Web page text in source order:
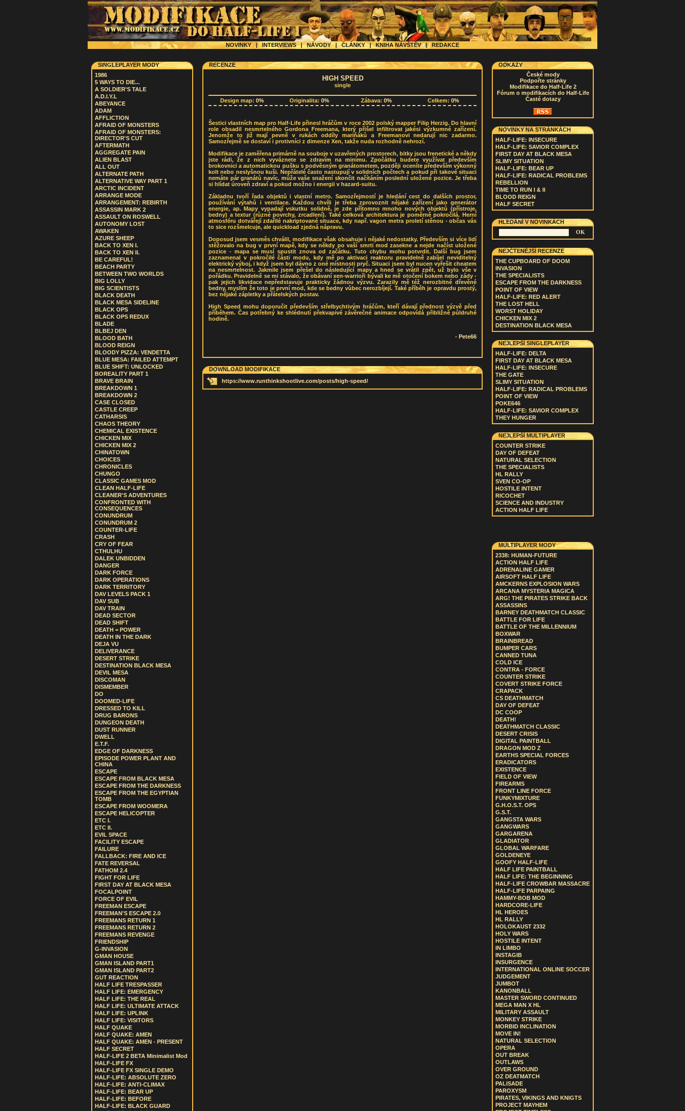
NOVINKY | INTERVIEWS|NÁVODY|ČLÁNKY|KNIHA NÁVŠTĚV|REDAKCE
SINGLEPLAYER MODY
1986
5 WAYS TO DIE...
A SOLDIER'S TALE
A.D.I.Y.L
ABEYANCE
ADAM
AFFLICTION
AFRAID OF MONSTERS
AFRAID OF MONSTERS:
DIRECTOR'S CUT
AFTERMATH
AGGREGATE PAIN
ALIEN BLAST
ALL OUT
ALTERNATE PATH
ALTERNATIVE WAY PART 1
ARCTIC INCIDENT
ARRANGE MODE
ARRANGEMENT: REBIRTH
ASSASSIN MARK 2
ASSAULT ON ROSWELL
AUTONOMY LOST
AWAKEN
AZURE SHEEP
BACK TO XEN I.
BACK TO XEN II.
BE CAREFUL!
BEACH PARTY
BETWEEN TWO WORLDS
BIG LOLLY
BIG SCIENTISTS
BLACK DEATH
BLACK MESA SIDELINE
BLACK OPS
BLACK OPS REDUX
BLADE
BLBEJ DEN
BLOOD BATH
BLOOD REIGN
BLOODY PIZZA: VENDETTA
BLUE MESA: FAILED ATTEMPT
BLUE SHIFT: UNLOCKED
BOREALITY PART 1
BRAVE BRAIN
BREAKDOWN 1
BREAKDOWN 2
CASE CLOSED
CASTLE CREEP
CATHARSIS
CHAOS THEORY
CHEMICAL EXISTENCE
CHICKEN MIX
CHICKEN MIX 2
CHINATOWN
CHOICES
CHRONICLES
CHUNGO
CLASSIC GAMES MOD
CLEAN HALF-LIFE
CLEANER'S ADVENTURES
CONFRONTED WITH
CONSEQUENCES
CONUNDRUM
CONUNDRUM 2
COUNTER-LIFE
CRASH
CRY OF FEAR
CTHULHU
DALEK UNBIDDEN
DANGER
DARK FORCE
DARK OPERATIONS
DARK TERRITORY
DAV LEVELS PACK 1
DAV SUB
DAV TRAIN
DEAD SECTOR
DEAD SHIFT
DEATH = POWER
DEATH IN THE DARK
DEJA VU
DELIVERANCE
DESERT STRIKE
DESTINATION BLACK MESA
DEVIL MESA
DISCOMAN
DISMEMBER
DO
DOOMED-LIFE
DRESSED TO KILL
DRUG BARONS
DUNGEON DEATH
DUST RUNNER
DWELL
E.T.F.
EDGE OF DARKNESS
EPISODE POWER PLANT AND
CHINA
ESCAPE
ESCAPE FROM BLACK MESA
ESCAPE FROM THE DARKNESS
ESCAPE FROM THE EGYPTIAN
TOMB
ESCAPE FROM WOOMERA
ESCAPE HELICOPTER
ETC I.
ETC II.
EVIL SPACE
FACILITY ESCAPE
FAILURE
FALLBACK: FIRE AND ICE
FATE REVERSAL
FATHOM 2.4
FIGHT FOR LIFE
FIRST DAY AT BLACK MESA
FOCALPOINT
FORCE OF EVIL
FREEMAN ESCAPE
FREEMAN'S ESCAPE 2.0
FREEMANS RETURN 1
FREEMANS RETURN 2
FREEMANS REVENGE
FRIENDSHIP
G-INVASION
GMAN HOUSE
GMAN ISLAND PART1
GMAN ISLAND PART2
GUT REACTION
HALF LIFE TRESPASSER
HALF LIFE: EMERGENCY
HALF LIFE: THE REAL
HALF LIFE: ULTIMATE ATTACK
HALF LIFE: UPLINK
HALF LIFE: VISITORS
HALF QUAKE
HALF QUAKE: AMEN
HALF QUAKE: AMEN - PRESENT
HALF SECRET
HALF-LIFE 2 BETA Minimalist Mod
HALF-LIFE FX
HALF-LIFE FX SINGLE DEMO
HALF-LIFE: ABSOLUTE ZERO
HALF-LIFE: ANTI-CLIMAX
HALF-LIFE: BEAR UP
HALF-LIFE: BEFORE
HALF-LIFE: BLACK GUARD
RECENZE
HIGH SPEED
single
Design map: 0% Originalita: 0% Zábava: 0% Celkem: 0%
Šestici vlastních map pro Half-Life přinesl hráčům v roce 2002 polský mapper Filip Herzig. Do hlavní
role obsadil nesmrtelného Gordona Freemana, který přišel infiltrovat jakési výzkumné zařízení.
Jenomže to již mají pevně v rukách oddíly mariňáků a Freemanovi nedarují nic zadarmo.
Samozřejmě se dostaví i protivníci z dimenze Xen, takže nuda rozhodně nehrozí.
Modifikace je zaměřena primárně na souboje v uzavřených prostorech, bitky jsou frenetické a někdy
jste rádi, že z nich vyváznete se zdravím na minimu. Zpočátku budete využívat především
brokovnici a automatickou pušku s podvěsným granátometem, později oceníte především výkonný
kolt nebo neslyšnou kuši. Nepřátelé často nastupují v solidních počtech a pokud při takové situaci
nemáte pár granátů navíc, může vaše snažení skončit načítáním poslední uložené pozice. Je třeba
si hlídat úroveň zdraví a pokud možno i energii v hazard-suitu.
Základnu tvoří řada objektů i vlastní metro. Samozřejmostí je hledání cest do dalších prostor,
používání výtahů i ventilace. Každou chvíli je třeba zprovoznit nějaké zařízení jako generátor
energie, ap. Mapy vypadají vskutku solidně, je zde přítomno mnoho nových objektů (přístroje,
bedny) a textur (různé povrchy, zrcadlení). Také celková architektura je poměrně pokročilá. Herní
atmosféru dotvářejí zdařilé nakriptované situace, kdy např. vagon metra proletí stěnou - občas vás
to sice rozšmelcuje, ale quickload zjedná nápravu.
Doposud jsem vesměs chválil, modifikace však obsahuje i nějaké nedostatky. Především si více lidí
stěžovalo na bug v první mapě, kdy se někdy po vaší smrti mod zasekne a nejde načíst uložené
pozice - mapa se musí spustit znova od začátku. Tuto chybu mohu potvrdit. Další bug jsem
zaznamenal v pokročilé části modu, kdy mě po aktivaci reaktoru pravidelně zabíjel neviditelný
elektrický výboj, i když jsem byl dávno z oné místnosti pryč. Situaci jsem byl nucen vyřešit cheatem
na nesmrtelnost. Jakmile jsem přešel do následující mapy a hned se vrátil zpět, už bylo vše v
pořádku. Pravidelně se mi stávalo, že obávaní xen-warrioři bývali ke mě otočení bokem nebo zády -
pak jejich likvidace nepředstavuje prakticky žádnou výzvu. Zarazily mě též nerozbitné dřevěné
bedny, myslím že toto je první mod, kde se bedny vůbec nerozbíjejí. Také příběh je opravdu prostý,
bez nějaké zápletky a přátelských postav.
High Speed mohu doporučit především střelbychtivým hráčům, kteří dávají přednost výzvě před
příběhem. Čas potřebný ke shlédnutí překvapivé závěrečné animace odpovídá přibližně půldruhé
hodině.
- Pete66
DOWNLOAD MODIFIKACE
https://www.runthinkshootlive.com/posts/high-speed/
ODKAZY
České mody
Podpořte stránky
Modifikace do Half-Life 2
Fórum o modifikacích do Half-Life
Časté dotazy
NOVINKY NA STRÁNKÁCH
HALF-LIFE: INSECURE
HALF-LIFE: SAVIOR COMPLEX
FIRST DAY AT BLACK MESA
SLIMY SITUATION
HALF-LIFE: BEAR UP
HALF-LIFE: RADICAL PROBLEMS
REBELLION
TIME TO RUN I & II
BLOOD REIGN
HALF SECRET
HLEDÁNÍ V NOVINKÁCH
NEJČTENĚJŠÍ RECENZE
THE CUPBOARD OF DOOM
INVASION
THE SPECIALISTS
ESCAPE FROM THE DARKNESS
POINT OF VIEW
HALF-LIFE: RED ALERT
THE LOST HELL
WORST HOLIDAY
CHICKEN MIX 2
DESTINATION BLACK MESA
NEJLEPŠÍ SINGLEPLAYER
HALF-LIFE: DELTA
FIRST DAY AT BLACK MESA
HALF-LIFE: INSECURE
THE GATE
SLIMY SITUATION
HALF-LIFE: RADICAL PROBLEMS
POINT OF VIEW
POKE646
HALF-LIFE: SAVIOR COMPLEX
THEY HUNGER
NEJLEPŠÍ MULTIPLAYER
COUNTER STRIKE
DAY OF DEFEAT
NATURAL SELECTION
THE SPECIALISTS
HL RALLY
SVEN CO-OP
HOSTILE INTENT
RICOCHET
SCIENCE AND INDUSTRY
ACTION HALF LIFE
MULTIPLAYER MODY
2338: HUMAN-FUTURE
ACTION HALF LIFE
ADRENALINE GAMER
AIRSOFT HALF LIFE
AMCKERNS EXPLOSION WARS
ARCANA MYSTERIA MAGICA
ARG! THE PIRATES STRIKE BACK
ASSASSINS
BARNEY DEATHMATCH CLASSIC
BATTLE FOR LIFE
BATTLE OF THE MILLENNIUM
BOXWAR
BRAINBREAD
BUMPER CARS
CANNED TUNA
COLD ICE
CONTRA - FORCE
COUNTER STRIKE
COVERT STRIKE FORCE
CRAPACK
CS DEATHMATCH
DAY OF DEFEAT
DC COOP
DEATH!
DEATHMATCH CLASSIC
DESERT CRISIS
DIGITAL PAINTBALL
DRAGON MOD Z
EARTHS SPECIAL FORCES
ERADICATORS
EXISTENCE
FIELD OF VIEW
FIREARMS
FRONT LINE FORCE
FUNKYMIXTURE
G.H.O.S.T. OPS
G.S.T.
GANGSTA WARS
GANGWARS
GARGARENA
GLADIATOR
GLOBAL WARFARE
GOLDENEYE
GOOFY HALF-LIFE
HALF LIFE PAINTBALL
HALF LIFE: THE BEGINNING
HALF-LIFE CROWBAR MASSACRE
HALF-LIFE PARPAING
HAMMY-BOB MOD
HARDCORE-LIFE
HL HEROES
HL RALLY
HOLOKAUST 2332
HOLY WARS
HOSTILE INTENT
IN LIMBO
INSTAGIB
INSURGENCE
INTERNATIONAL ONLINE SOCCER
JUDGEMENT
JUMBOT
KANONBALL
MASTER SWORD CONTINUED
MEGA MAN X HL
MILITARY ASSAULT
MONKEY STRIKE
MORBID INCLINATION
MOVE IN!
NATURAL SELECTION
OPERA
OUT BREAK
OUTLAWS
OVER GROUND
OZ DEATMATCH
PALISADE
PAROXYSM
PIRATES, VIKINGS AND KNIGTS
PROJECT MAYHEM